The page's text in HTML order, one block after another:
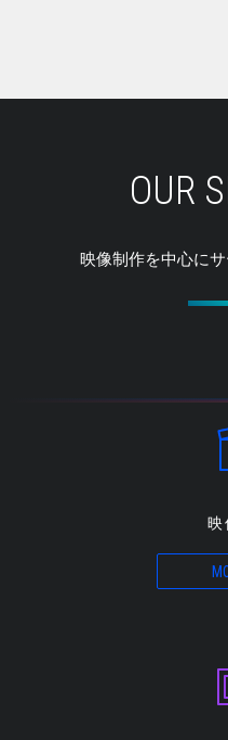
OUR
映像制作を中心に
映